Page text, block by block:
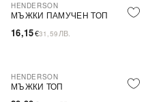
PLUS SIZE
HENDERSON
МЪЖКИ ПАМУЧЕН ТОП
16,15€31,59 ЛВ.
HENDERSON
МЪЖКИ ТОП